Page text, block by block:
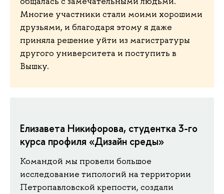
Многие участники стали моими хорошими
друзьями, и благодаря этому я даже
приняла решение уйти из магистратуры
другого университета и поступить в
Вышку.
Елизавета Никифорова, студентка 3-го
курса профиля «Дизайн среды»
Командой мы провели большое
исследование типологий на территории
Петропавловской крепости, создали